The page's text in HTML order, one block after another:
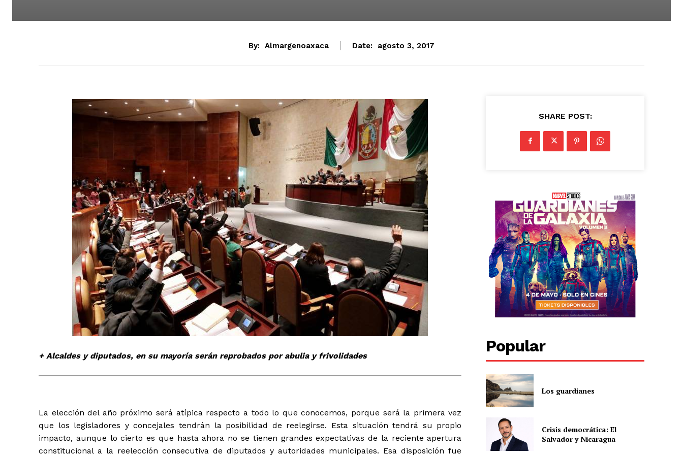
+ Todas las formas de lucha, potencialmente enlazadas
By: Almargenoaxaca Date: agosto 3, 2017
+ Alcaldes y diputados, en su mayoría serán reprobados por abulia y frivolidades
La elección del año próximo será atípica respecto a todo lo que conocemos, porque será la primera vez
que los legisladores y concejales tendrán la posibilidad de reelegirse. Esta situación tendrá su propio
impacto, aunque lo cierto es que hasta ahora no se tienen grandes expectativas de la reciente apertura
constitucional a la reelección consecutiva de diputados y autoridades municipales. Esa disposición fue
SHARE POST:
Popular
Los guardianes
Crisis democrática: El
Salvador y Nicaragua